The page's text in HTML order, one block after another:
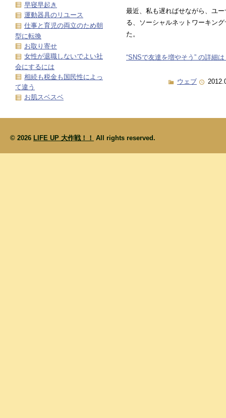
最近、私も遅ればせながら、ユ
る、ソーシャルネットワーキン
た。
“SNSで友達を増やそう” の詳細は
ウェブ
早寝早起き
運動器具のリユース
仕事と育児の両立のため朝
型に転換
お取り寄せ
女性が退職しないでよい社
会にするには
相続も税金も国民性によっ
て違う
お肌スベスベ
© 2026 LIFE UP 大作戦！！ All rights reserved.